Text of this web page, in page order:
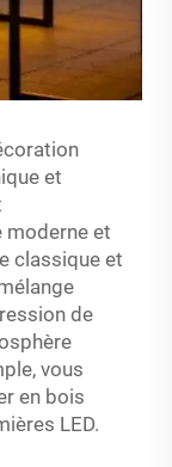
et
moderne et
classique et
de
vous
en bois
LED.